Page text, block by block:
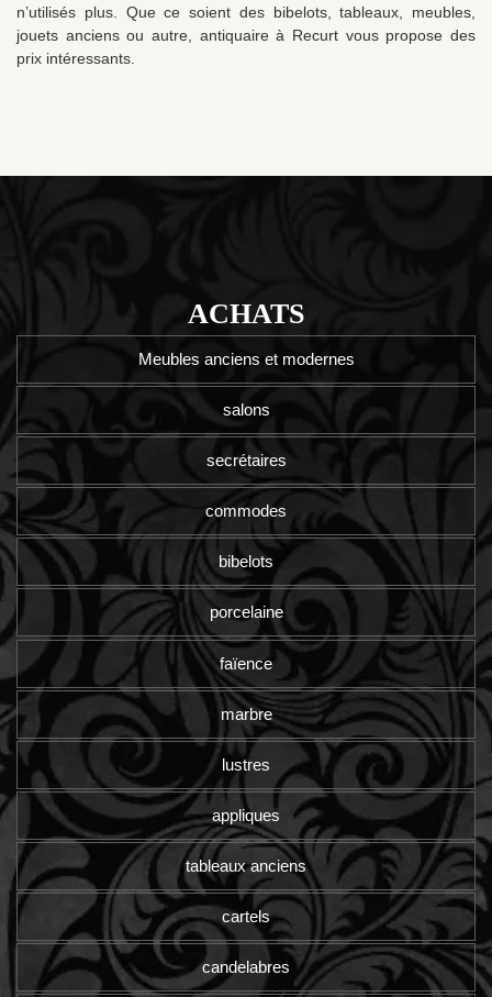
n’utilisés plus. Que ce soient des bibelots, tableaux, meubles,
jouets anciens ou autre, antiquaire à Recurt vous propose des
prix intéressants.
ACHATS
Meubles anciens et modernes
salons
secrétaires
commodes
bibelots
porcelaine
faïence
marbre
lustres
appliques
tableaux anciens
cartels
candelabres